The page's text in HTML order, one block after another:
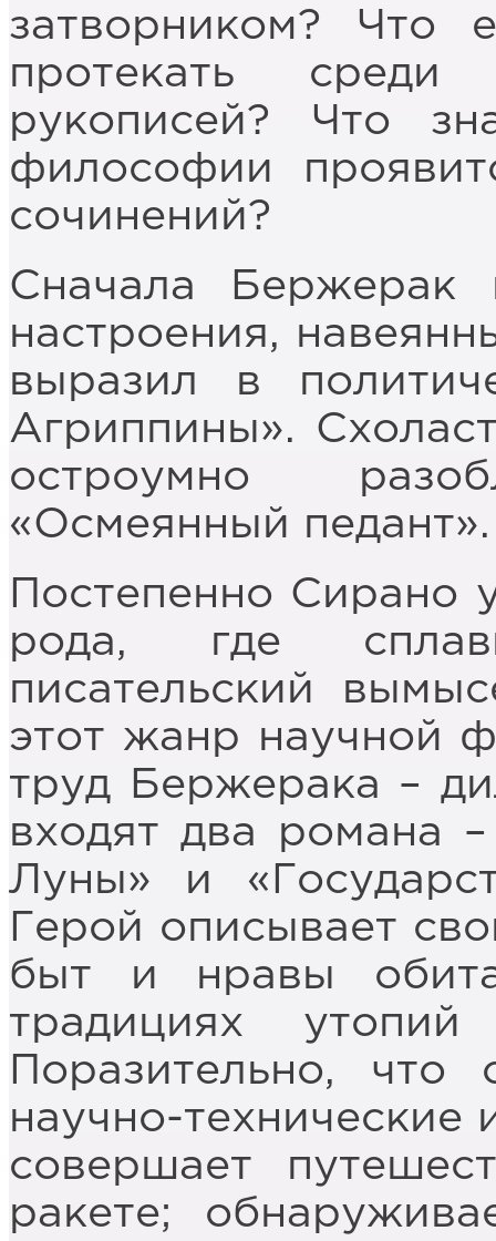
затворником? Что
протекать
рукописей? Что
философии
сочинений?
Сначала Бержерак
настроения,
выразил в
Агриппины».
остроумно
«Осмеянный педант».
Постепенно Сирано
рода, где
писательский
этот жанр научной
труд Бержерака –
входят два романа
Луны» и
Герой описывает
быт и нравы
традициях
Поразительно, что
научно-технические
совершает
ракете;